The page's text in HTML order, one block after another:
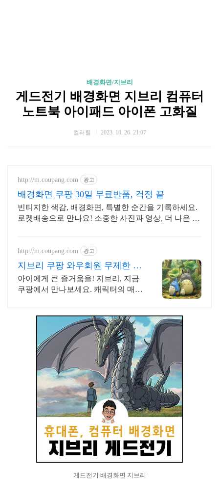
배경화면/지브리
게드전기 배경화면 지브리 컴퓨터
노트북 아이패드 아이폰 고화질
컬러힐 2023. 10. 26. 21:07
http://m.coupang.com 광고
배경화면 쿠팡 30일 무료반품, 걱정 끝
빈티지한 색감, 배경화면, 특별한 순간을 기록하세요.
로켓배송으로 만나요! 소중한 사진과 영상, 더 나은 상
http://m.coupang.com 광고
지브리 쿠팡 와우회원 무제한 무
료배송
아이에게 큰 즐거움을! 지브리, 지금
쿠팡에서 만나보세요. 캐릭터의 매력
게드전기 배경화면 지브리